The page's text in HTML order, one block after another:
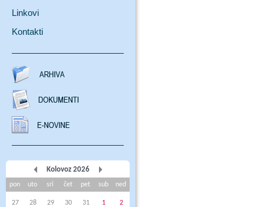
Linkovi
Kontakti
Kolovoz 2026
pon uto sri čet pet sub ned
27 28 29 30 31 1
2